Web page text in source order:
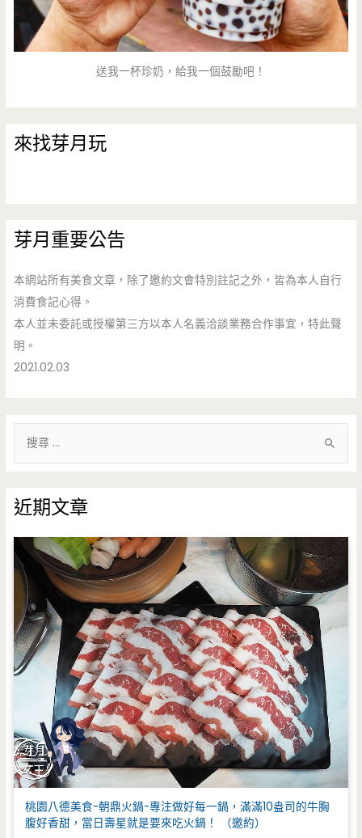
送我一杯珍奶，給我一個鼓勵吧！
來找芽月玩
芽月重要公告
本網站所有美食文章，除了邀約文會特別註記之外，皆為本人自行
消費食記心得。
本人並未委託或授權第三方以本人名義洽談業務合作事宜，特此聲
明。
2021.02.03
鍵
字
:
近期文章
桃園八德美食-朝鼎火鍋-專注做好每一鍋，滿滿10盎司的牛胸
腹好香甜，當日壽星就是要來吃火鍋！ （邀約）